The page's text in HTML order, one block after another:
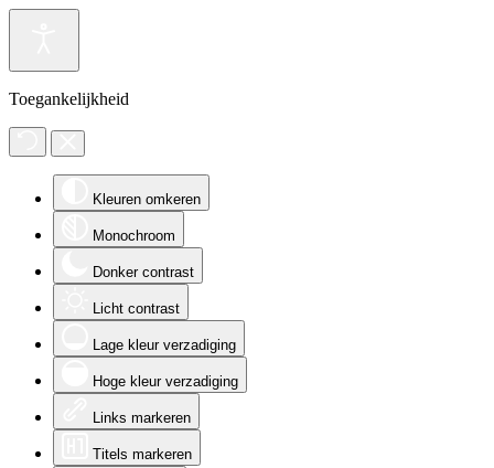
Toegankelijkheid
Kleuren omkeren
Monochroom
Donker contrast
Licht contrast
Lage kleur verzadiging
Hoge kleur verzadiging
Links markeren
Titels markeren